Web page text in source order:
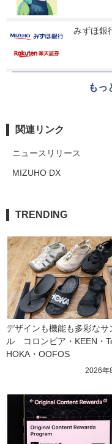
みずほ銀
もっ
関連リンク
ニュースリリース
MIZUHO DX
TRENDING
デザインも機能も多彩なサ
ル　コロンビア・KEEN・
HOKA・OOFOS
2026年